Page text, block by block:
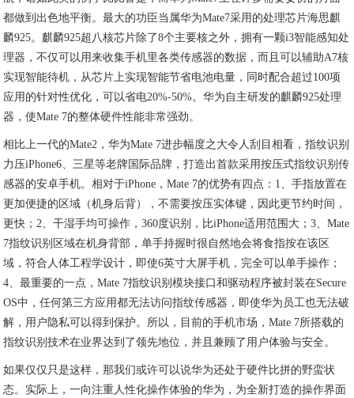
都做到出色地平衡。最大的功臣当属华为Mate7采用的处理芯片海思麒
麟925。麒麟925超八核芯片除了8个主要核之外，拥有一颗i3智能感知处
理器，不仅可以用来收集手机里各类传感器的数据，而且可以辅助A7核
实现智能待机，从芯片上实现智能节省电池电量，同时配合超过100项
应用的针对性优化，可以省电20%-50%。华为自主研发的麒麟925处理
器，使Mate 7的整体硬件性能非常强劲。
相比上一代的Mate2，华为Mate 7进步幅度之大令人刮目相看，指纹识别
力压iPhone6、三星等老牌国际品牌，打造出首款采用按压式指纹识别传
感器的安卓手机。相对于iPhone，Mate 7的优势有四点：1、手指放置在
更加便捷的区域（机身后背），不需要按压实体键，因此更节约时间，
更快；2、干湿手均可操作，360度识别，比iPhone适用范围大；3、Mate
7指纹识别区域在机身背部，单手持握时很自然地会将食指按在该区
域，符合人体工程学设计，即使6英寸大屏手机，完全可以单手操作；
4、最重要的一点，Mate 7指纹识别模块接口和驱动程序被封装在Secure
OS中，任何第三方应用都无法访问指纹传感器，即使华为员工也无法破
解，用户隐私可以得到保护。所以，目前的手机市场，Mate 7所搭载的
指纹识别技术在业界达到了领先地位，并且兼顾了用户体验与安全。
如果仅仅只是这样，那我们或许可以说华为还处于硬件比拼的野蛮状
态。实际上，一向注重人性化操作体验的华为，为全新打造的操作界面